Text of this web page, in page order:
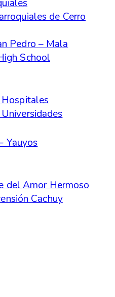
de Cerro
Pedro – Mala
School
Yauyos
del Amor Hermoso
Cachuy